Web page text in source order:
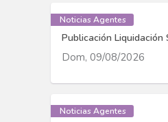
Noticias Agentes
Publicación Liquidación
Dom, 09/08/2026
Noticias Agentes